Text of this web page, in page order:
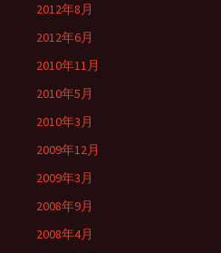
2012年8月
2012年6月
2010年11月
2010年5月
2010年3月
2009年12月
2009年3月
2008年9月
2008年4月